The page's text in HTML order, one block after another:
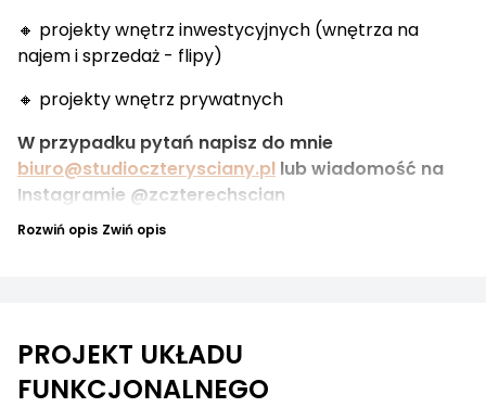
🔸 projekty wnętrz inwestycyjnych (wnętrza na
najem i sprzedaż - flipy)
🔸 projekty wnętrz prywatnych
W przypadku pytań napisz do mnie
biuro@studioczterysciany.pl lub wiadomość na
Instagramie @zczterechscian
Rozwiń opis Zwiń opis
PROJEKT UKŁADU
FUNKCJONALNEGO